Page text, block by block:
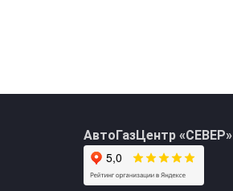
АвтоГазЦентр «СЕВЕР»